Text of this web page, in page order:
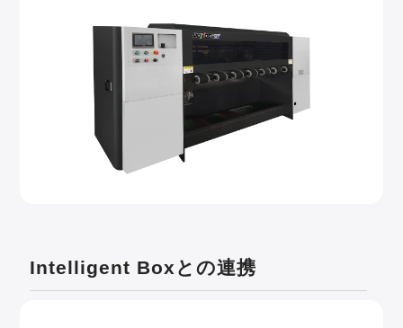
Intelligent Boxとの連携